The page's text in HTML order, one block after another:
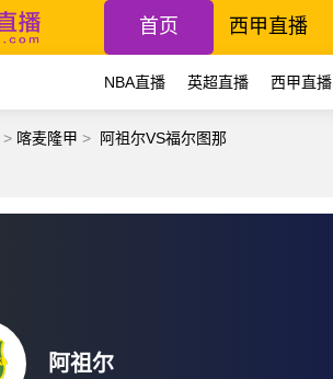
首页 西甲直播
NBA直播 英超直播 西甲直播
> 喀麦隆甲 > 阿祖尔VS福尔图那
阿祖尔